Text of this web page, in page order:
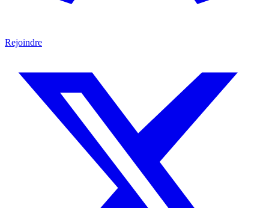
Rejoindre